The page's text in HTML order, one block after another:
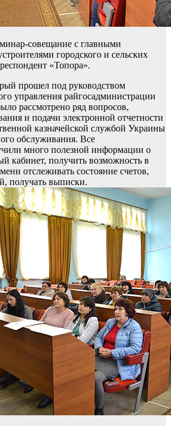
совещание с главными
городского и сельских
«Топора».
прошел под руководством
управления райгосадминистрации
рассмотрено ряд вопросов,
и подачи электронной отчетности
казначейской службой Украины
обслуживания. Все
много полезной информации о
кабинет, получить возможность в
отслеживать состояние счетов,
получать выписки.